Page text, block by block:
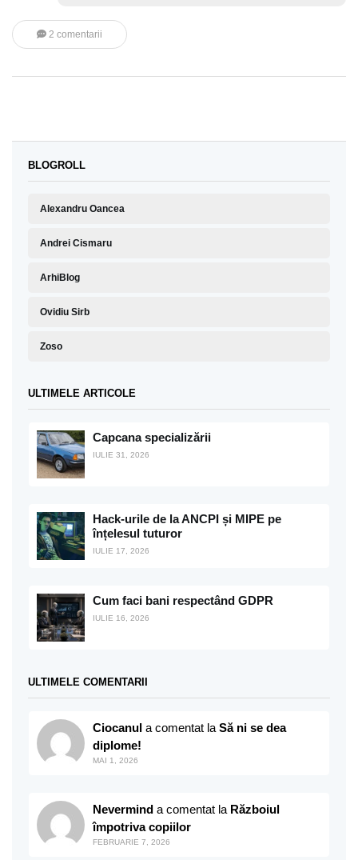
2 comentarii
BLOGROLL
Alexandru Oancea
Andrei Cismaru
ArhiBlog
Ovidiu Sirb
Zoso
ULTIMELE ARTICOLE
Capcana specializării
IULIE 31, 2026
Hack-urile de la ANCPI și MIPE pe
înțelesul tuturor
IULIE 17, 2026
Cum faci bani respectând GDPR
IULIE 16, 2026
ULTIMELE COMENTARII
Ciocanul a comentat la Să ni se dea
diplome!
MAI 1, 2026
Nevermind a comentat la Războiul
împotriva copiilor
FEBRUARIE 7, 2026